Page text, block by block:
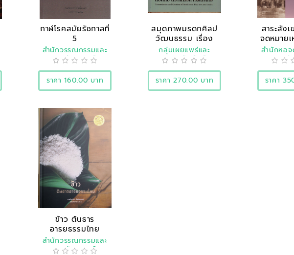
กาฬโรคสมัยรัชกาลที่
5
สำนักวรรณกรรมและ
ประวัติศาสตร์
ราคา 160.00 บาท
สมุดภาพมรดกศิลป
วัฒนธรรม เรื่อง
“สืบ..
กลุ่มเผยแพร่และ
ประชาสัมพันธ์
ราคา 270.00 บาท
สาระสัง
จดหมาย
พร
สำนักหอจ
แห่
ราคา
ข้าว ต้นธาร
อารยธรรมไทย
สำนักวรรณกรรมและ
ประวัติศาสตร์